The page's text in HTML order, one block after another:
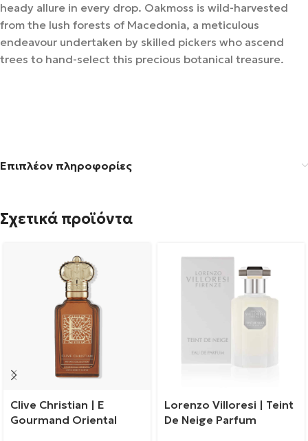
heady allure in every drop. Oakmoss is wild-harvested
from the lush forests of Macedonia, a meticulous
endeavour undertaken by skilled pickers who ascend
trees to hand-select this precious botanical treasure.
Επιπλέον πληροφορίες
Σχετικά προϊόντα
Clive Christian | E
Gourmand Oriental
Lorenzo Villoresi | Teint
De Neige Parfum